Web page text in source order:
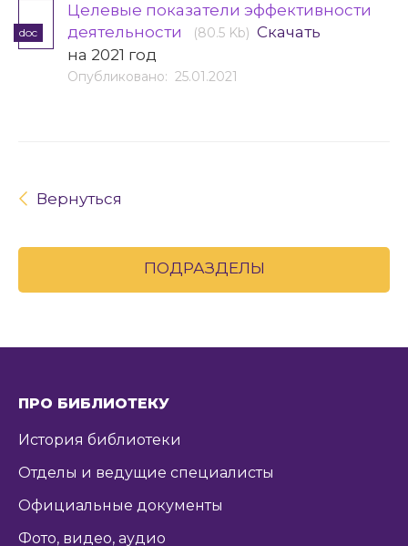
doc
Целевые показатели эффективности
деятельности
(80.5 Kb) Скачать
на 2021 год
Опубликовано: 25.01.2021
Вернуться
ПОДРАЗДЕЛЫ
ПРО БИБЛИОТЕКУ
История библиотеки
Отделы и ведущие специалисты
Официальные документы
Фото, видео, аудио